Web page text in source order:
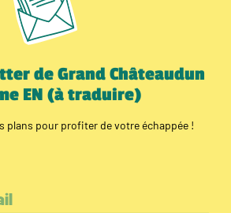
de Grand Châteaudun
EN (à traduire)
plans pour profiter de votre échappée !